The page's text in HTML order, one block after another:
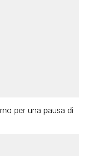
per una pausa di